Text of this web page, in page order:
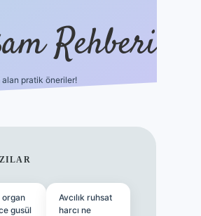
Rehberi
pratik öneriler!
organ
gusül
Avcılık ruhsat
harcı ne
tulipbet.online